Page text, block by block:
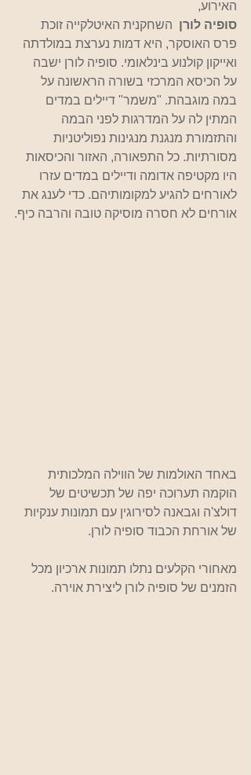
האירוע,
סופיה לורן השחקנית האיטלקייה זוכת
פרס האוסקר, היא דמות נערצת במולדתה
ואייקון קולנוע בינלאומי. סופיה לורן ישבה
על הכיסא המרכזי בשורה הראשונה על
במה מוגבהת. "משמר" דיילים במדים
המתין לה על המדרגות לפני הבמה
והתזמורת מנגנת מנגינות נפוליטניות
מסורתיות. כל התפאורה, האזור והכיסאות
היו מקטיפה אדומה ודיילים במדים עזרו
לאורחים להגיע למקומותיהם. כדי לענג את
אורחים לא חסרה מוסיקה טובה והרבה כיף.
באחד האולמות של הווילה המלכותית
הוקמה תערוכה יפה של תכשיטים של
דולצ'ה וגבאנה לסירוגין עם תמונות ענקיות
של אורחת הכבוד סופיה לורן.
מאחורי הקלעים נתלו תמונות ארכיון מכל
הזמנים של סופיה לורן ליצירת אוירה.